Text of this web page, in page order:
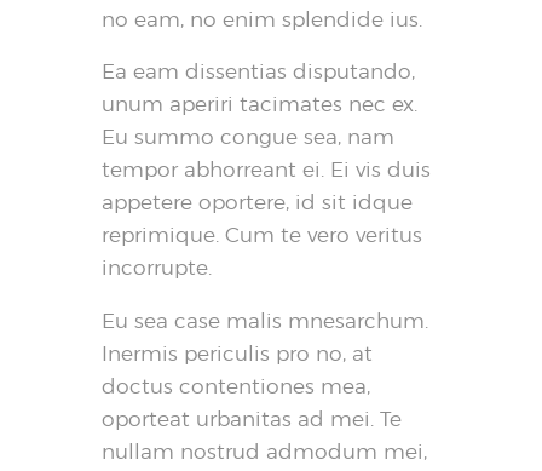
no eam, no enim splendide ius.
Ea eam dissentias disputando,
unum aperiri tacimates nec ex.
Eu summo congue sea, nam
tempor abhorreant ei. Ei vis duis
appetere oportere, id sit idque
reprimique. Cum te vero veritus
incorrupte.
Eu sea case malis mnesarchum.
Inermis periculis pro no, at
doctus contentiones mea,
oporteat urbanitas ad mei. Te
nullam nostrud admodum mei,